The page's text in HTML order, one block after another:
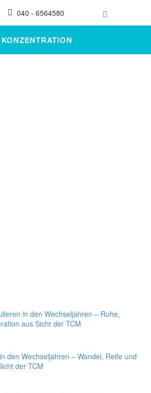
040 - 6564580
KONZENTRATION
in den Wechseljahren – Ruhe,
aus Sicht der TCM
den Wechseljahren – Wandel, Reife und
der TCM